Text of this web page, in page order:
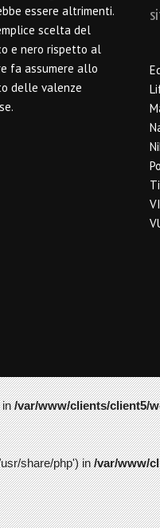
essere altrimenti.
scelta del
e nero rispetto al
fa assumere allo
delle valenze
in/var/www/clients/client5/
share/php') in/var/www/